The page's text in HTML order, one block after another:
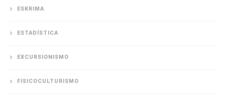
ESKRIMA
ESTADÍSTICA
EXCURSIONISMO
FISICOCULTURISMO